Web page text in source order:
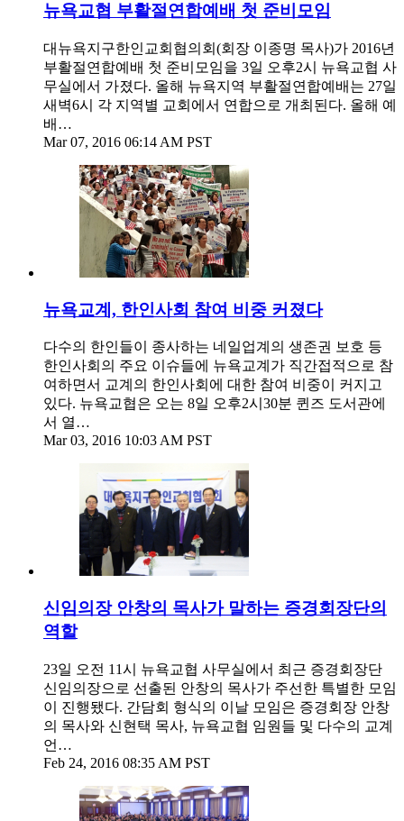
뉴욕교협 부활절연합예배 첫 준비모임
대뉴욕지구한인교회협의회(회장 이종명 목사)가 2016년
부활절연합예배 첫 준비모임을 3일 오후2시 뉴욕교협 사
무실에서 가졌다. 올해 뉴욕지역 부활절연합예배는 27일
새벽6시 각 지역별 교회에서 연합으로 개최된다. 올해 예
배…
Mar 07, 2016 06:14 AM PST
뉴욕교계, 한인사회 참여 비중 커졌다
다수의 한인들이 종사하는 네일업계의 생존권 보호 등
한인사회의 주요 이슈들에 뉴욕교계가 직간접적으로 참
여하면서 교계의 한인사회에 대한 참여 비중이 커지고
있다. 뉴욕교협은 오는 8일 오후2시30분 퀸즈 도서관에
서 열…
Mar 03, 2016 10:03 AM PST
신임의장 안창의 목사가 말하는 증경회장단의
역할
23일 오전 11시 뉴욕교협 사무실에서 최근 증경회장단
신임의장으로 선출된 안창의 목사가 주선한 특별한 모임
이 진행됐다. 간담회 형식의 이날 모임은 증경회장 안창
의 목사와 신현택 목사, 뉴욕교협 임원들 및 다수의 교계
언…
Feb 24, 2016 08:35 AM PST